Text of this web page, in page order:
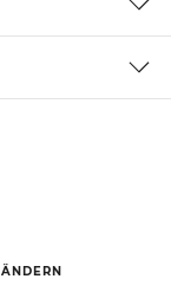
ÄNDERN